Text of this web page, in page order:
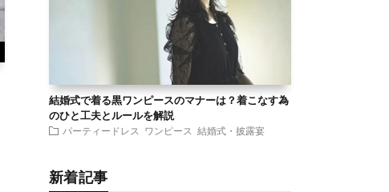
結婚式で着る黒ワンピースのマナーは？着こなす為
のひと工夫とルールを解説
パーティードレス ワンピース 結婚式・披露宴
新着記事